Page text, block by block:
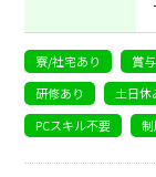
寮/社宅あり 賞
研修あり
土日休
PCスキル不要